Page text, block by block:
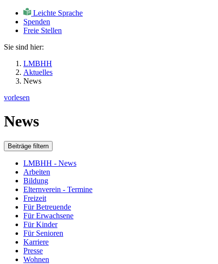
Leichte Sprache
Spenden
Freie Stellen
Sie sind hier:
LMBHH
Aktuelles
News
vorlesen
News
Beiträge filtern
LMBHH - News
Arbeiten
Bildung
Elternverein - Termine
Freizeit
Für Betreuende
Für Erwachsene
Für Kinder
Für Senioren
Karriere
Presse
Wohnen